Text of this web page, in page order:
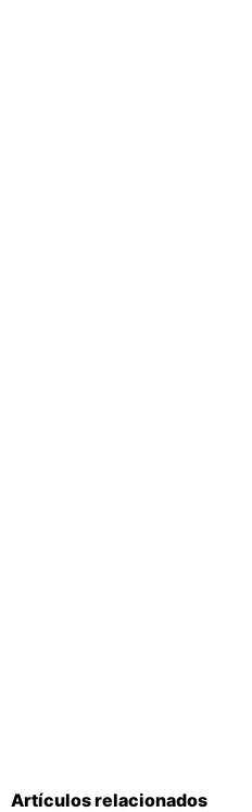
Artículos relacionados